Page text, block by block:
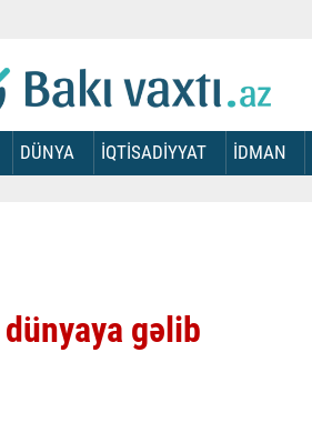
DÜNYA İQTİSADİYYAT İDMAN
dünyaya gəlib